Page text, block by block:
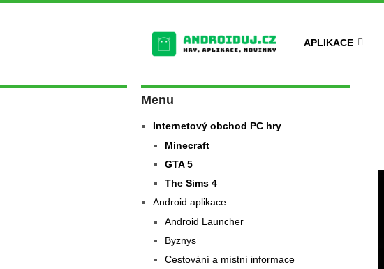
APLIKACE
Menu
Internetový obchod PC hry
Minecraft
GTA 5
The Sims 4
Android aplikace
Android Launcher
Byznys
Cestování a místní informace